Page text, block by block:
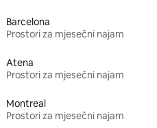
Barcelona
Prostori za mjesečni najam
Atena
Prostori za mjesečni najam
Montreal
Prostori za mjesečni najam